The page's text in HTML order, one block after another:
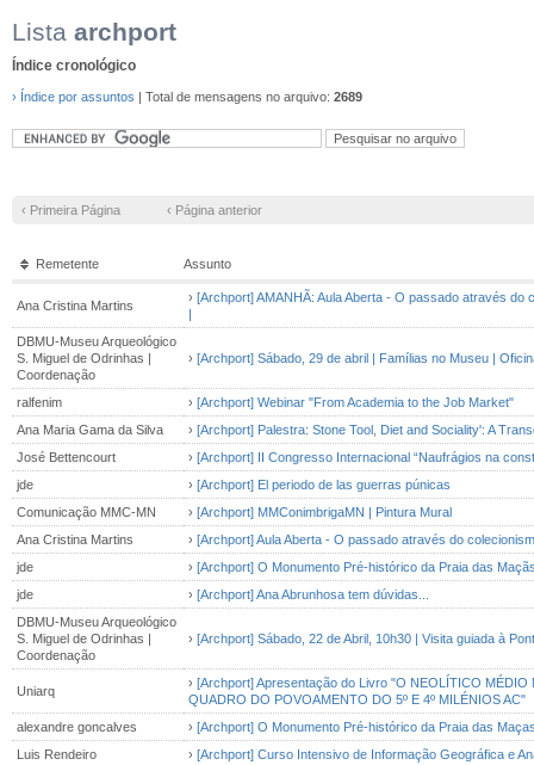
Lista archport
Índice cronológico
› Índice por assuntos | Total de mensagens no arquivo: 2689
‹ Primeira Página ‹ Página anterior
Remetente Assunto
Ana Cristina Martins
› [Archport] AMANHÃ: Aula Aberta - O passado através
|
DBMU-Museu Arqueológico
S. Miguel de Odrinhas |
Coordenação
› [Archport] Sábado, 29 de abril | Famílias no Museu |
ralfenim › [Archport] Webinar "From Academia to the Job Market"
Ana Maria Gama da Silva
› [Archport] Palestra: Stone Tool, Diet and Sociality': A
José Bettencourt
› [Archport] II Congresso Internacional “Naufrágios na
jde
› [Archport] El periodo de las guerras púnicas
Comunicação MMC-MN
› [Archport] MMConimbrigaMN | Pintura Mural
Ana Cristina Martins
› [Archport] Aula Aberta - O passado através do
jde
› [Archport] O Monumento Pré-histórico da Praia das
jde
› [Archport] Ana Abrunhosa tem dúvidas...
DBMU-Museu Arqueológico
S. Miguel de Odrinhas |
Coordenação
› [Archport] Sábado, 22 de Abril, 10h30 | Visita guiada à
Uniarq
› [Archport] Apresentação do Livro "O NEOLÍTICO
QUADRO DO POVOAMENTO DO 5º E 4º MILÉNIOS AC"
alexandre goncalves
› [Archport] O Monumento Pré-histórico da Praia das
Luis Rendeiro
› [Archport] Curso Intensivo de Informação Geográfica e